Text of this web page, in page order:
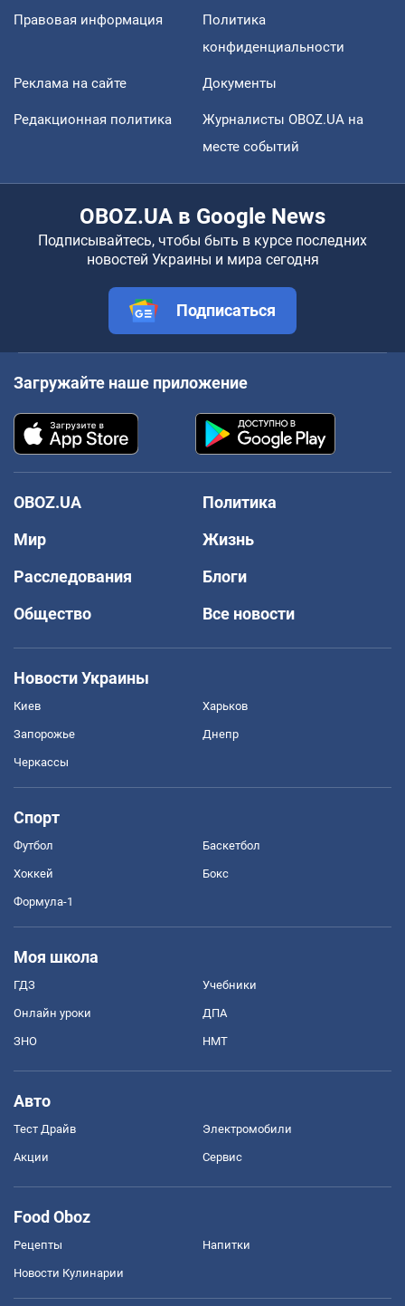
Правовая информация
Политика
конфиденциальности
Реклама на сайте Документы
Редакционная политика
Журналисты OBOZ.UA на
месте событий
OBOZ.UA в Google News
Подписывайтесь, чтобы быть в курсе последних
новостей Украины и мира сегодня
Подписаться
Загружайте наше приложение
OBOZ.UA
Политика
Мир
Жизнь
Расследования
Блоги
Общество
Все новости
Новости Украины
Киев Харьков
Запорожье Днепр
Черкассы
Спорт
Футбол Баскетбол
Хоккей Бокс
Формула-1
Моя школа
ГДЗ Учебники
Онлайн уроки ДПА
ЗНО НМТ
Авто
Тест Драйв Электромобили
Акции Сервис
Food Oboz
Рецепты Напитки
Новости Кулинарии